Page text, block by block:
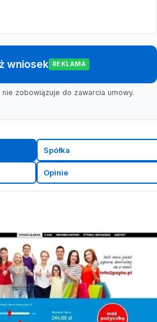
wniosek REKLAMA
nie zobowiązuje do zawarcia umowy.
Spółka
Opinie